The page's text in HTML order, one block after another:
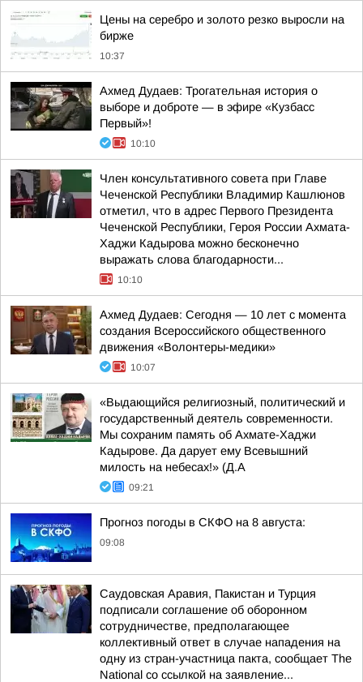
Цены на серебро и золото резко выросли на
бирже
10:37
Ахмед Дудаев: Трогательная история о
выборе и доброте — в эфире «Кузбасс
Первый»!
10:10
Член консультативного совета при Главе
Чеченской Республики Владимир Кашлюнов
отметил, что в адрес Первого Президента
Чеченской Республики, Героя России Ахмата-
Хаджи Кадырова можно бесконечно
выражать слова благодарности...
10:10
Ахмед Дудаев: Сегодня — 10 лет с момента
создания Всероссийского общественного
движения «Волонтеры-медики»
10:07
«Выдающийся религиозный, политический и
государственный деятель современности.
Мы сохраним память об Ахмате-Хаджи
Кадырове. Да дарует ему Всевышний
милость на небесах!» (Д.А
09:21
Прогноз погоды в СКФО на 8 августа:
09:08
Саудовская Аравия, Пакистан и Турция
подписали соглашение об оборонном
сотрудничестве, предполагающее
коллективный ответ в случае нападения на
одну из стран-участница пакта, сообщает The
National со ссылкой на заявление...